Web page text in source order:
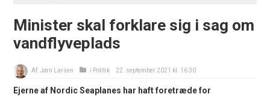
Minister skal forklare sig i sag om
vandflyveplads
Af:Jørn Larsen i Politik 22. september 2021 kl. 16:30
Ejerne af Nordic Seaplanes har haft foretræde for